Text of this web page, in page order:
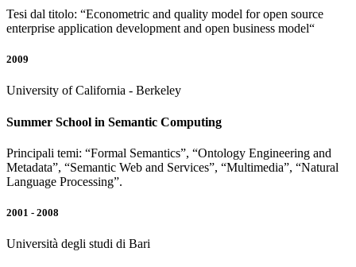
Tesi dal titolo: “Econometric and quality model for open source
enterprise application development and open business model“
2009
University of California - Berkeley
Summer School in Semantic Computing
Principali temi: “Formal Semantics”, “Ontology Engineering and
Metadata”, “Semantic Web and Services”, “Multimedia”, “Natural
Language Processing”.
2001 - 2008
Università degli studi di Bari